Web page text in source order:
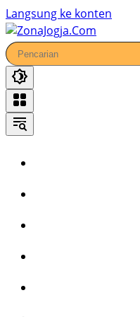
Langsung ke konten